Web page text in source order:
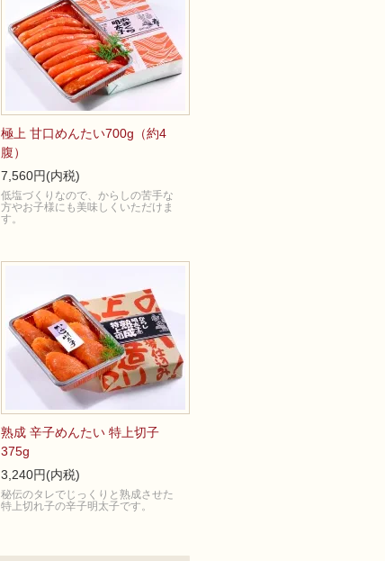
極上 甘口めんたい700g（約4
腹）
7,560円(内税)
低塩づくりなので、からしの苦手な
方やお子様にも美味しくいただけま
す。
熟成 辛子めんたい 特上切子
375g
3,240円(内税)
秘伝のタレでじっくりと熟成させた
特上切れ子の辛子明太子です。